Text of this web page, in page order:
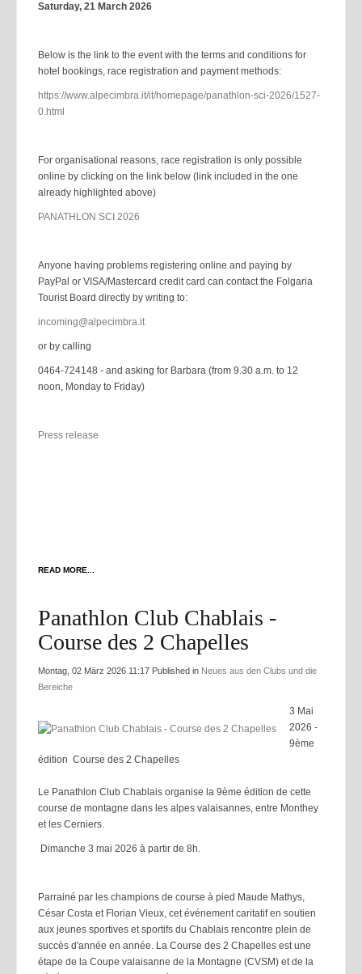
Saturday, 21 March 2026
Below is the link to the event with the terms and conditions for
hotel bookings, race registration and payment methods:
https://www.alpecimbra.it/it/homepage/panathlon-sci-2026/1527-
0.html
For organisational reasons, race registration is only possible
online by clicking on the link below (link included in the one
already highlighted above)
PANATHLON SCI 2026
Anyone having problems registering online and paying by
PayPal or VISA/Mastercard credit card can contact the Folgaria
Tourist Board directly by writing to:
incoming@alpecimbra.it
or by calling
0464-724148 - and asking for Barbara (from 9.30 a.m. to 12
noon, Monday to Friday)
Press release
READ MORE...
Panathlon Club Chablais -
Course des 2 Chapelles
Montag, 02 März 2026 11:17 Published in Neues aus den Clubs und die
Bereiche
3 Mai
2026 -
9ème
édition Course des 2 Chapelles
Le Panathlon Club Chablais organise la 9ème édition de cette
course de montagne dans les alpes valaisannes, entre Monthey
et les Cerniers.
Dimanche 3 mai 2026 à partir de 8h.
Parrainé par les champions de course à pied Maude Mathys,
César Costa et Florian Vieux, cet événement caritatif en soutien
aux jeunes sportives et sportifs du Chablais rencontre plein de
succès d'année en année. La Course des 2 Chapelles est une
étape de la Coupe valaisanne de la Montagne (CVSM) et de la